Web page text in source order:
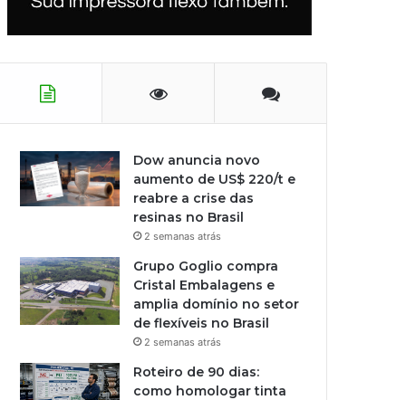
Dow anuncia novo
aumento de US$ 220/t e
reabre a crise das
resinas no Brasil
2 semanas atrás
Grupo Goglio compra
Cristal Embalagens e
amplia domínio no setor
de flexíveis no Brasil
2 semanas atrás
Roteiro de 90 dias:
como homologar tinta